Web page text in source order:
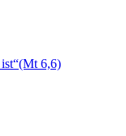
ist“(Mt 6,6)